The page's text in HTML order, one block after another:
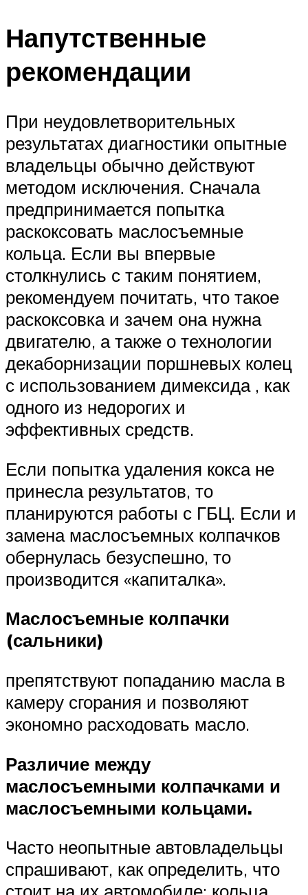
Напутственные
рекомендации
При неудовлетворительных
результатах диагностики опытные
владельцы обычно действуют
методом исключения. Сначала
предпринимается попытка
раскоксовать маслосъемные
кольца. Если вы впервые
столкнулись с таким понятием,
рекомендуем почитать, что такое
раскоксовка и зачем она нужна
двигателю, а также о технологии
декаборнизации поршневых колец
с использованием димексида , как
одного из недорогих и
эффективных средств.
Если попытка удаления кокса не
принесла результатов, то
планируются работы с ГБЦ. Если и
замена маслосъемных колпачков
обернулась безуспешно, то
производится «капиталка».
Маслосъемные колпачки
(сальники)
препятствуют попаданию масла в
камеру сгорания и позволяют
экономно расходовать масло.
Различие между
маслосъемными колпачками и
маслосъемными кольцами.
Часто неопытные автовладельцы
спрашивают, как определить, что